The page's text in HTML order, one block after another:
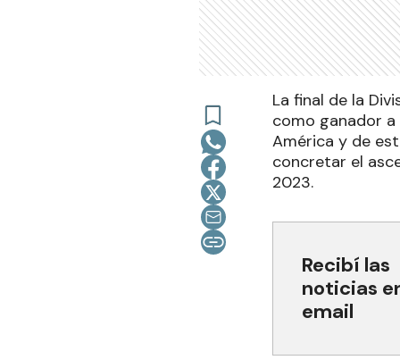
La final de la
como ganador a
América y de
concretar el
2023.
Recibí las
noticias
email